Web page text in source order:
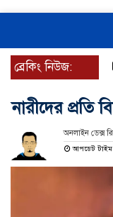
ব্রেকিং নিউজ:
নারীদের প্রতি
অনলাইন ডেক্স
আপডেট